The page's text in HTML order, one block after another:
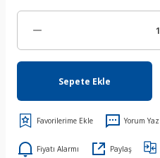
Sepete Ekle
Yorum Yaz
Fiyatı Alarmı Paylaş